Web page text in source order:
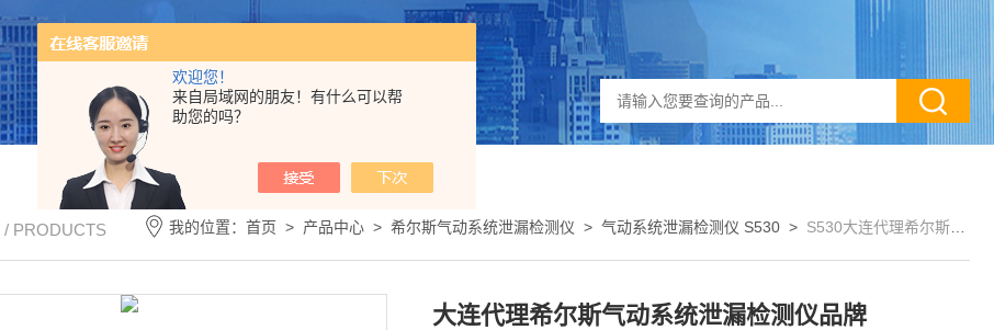
欢迎您！
来自局域网的朋友！有什么可以帮
助您的吗？
/ PRODUCTS 我的位置：首页 > 产品中心 >希尔斯气动系统泄漏检测仪 >气动系统泄漏检测仪 S530 > S530大连代理希尔斯气动系统泄漏检测仪品牌
大连代理希尔斯气动系统泄漏检测仪品牌